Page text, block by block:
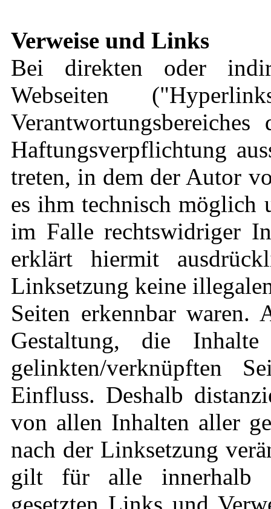
Verweise und Links
Bei direkten oder
Webseiten
Haftungsverpflichtung
treten, in dem der Autor
es ihm technisch möglich
im Falle rechtswidriger
erklärt hiermit
Linksetzung keine
Seiten erkennbar
Gestaltung, die
gelinkten/verknüpften
Einfluss. Deshalb
von allen Inhalten aller
nach der Linksetzung
gilt für alle innerhalb